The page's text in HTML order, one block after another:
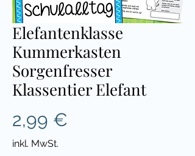
Elefantenklasse
Kummerkasten
Sorgenfresser
Klassentier Elefant
2,99 €
inkl. MwSt.